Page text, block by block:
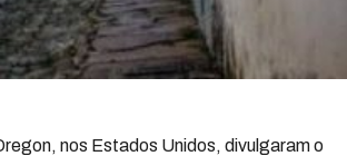
nos Estados Unidos, divulgaram o